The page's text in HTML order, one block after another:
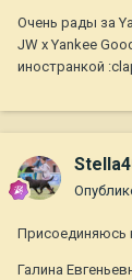
Очень рады за
JW x Yankee
иностранкой
Присоединяюсь
Галина